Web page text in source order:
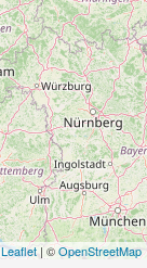
Leaflet | ©OpenStreetMap